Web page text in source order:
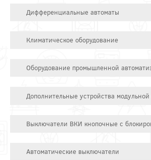
Дифференциальные автоматы
Климатическое оборудование
Оборудование промышленной
Дополнительные устройства
Выключатели ВКИ кнопочные с
Автоматические выключатели